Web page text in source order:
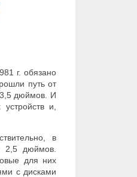
г. обязано
путь от
дюймов. И
и,
в
2,5 дюймов.
для них
с дисками